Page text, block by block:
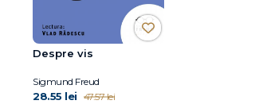
Despre vis
Sigmund Freud
28.55 lei 47.57 lei